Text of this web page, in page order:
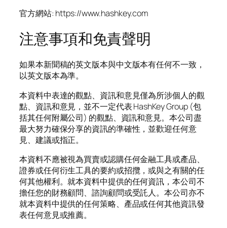
官方網站: https://www.hashkey.com
注意事項和免責聲明
如果本新聞稿的英文版本與中文版本有任何不一致，
以英文版本為準。
本資料中表達的觀點、資訊和意見僅為所涉個人的觀
點、資訊和意見，並不一定代表 HashKey Group (包
括其任何附屬公司) 的觀點、資訊和意見。本公司盡
最大努力確保分享的資訊的準確性，並歡迎任何意
見、建議或指正。
本資料不應被視為買賣或認購任何金融工具或產品、
證券或任何衍生工具的要約或招攬，或與之有關的任
何其他權利。就本資料中提供的任何資訊，本公司不
擔任您的財務顧問、諮詢顧問或受託人。本公司亦不
就本資料中提供的任何策略、產品或任何其他資訊發
表任何意見或推薦。